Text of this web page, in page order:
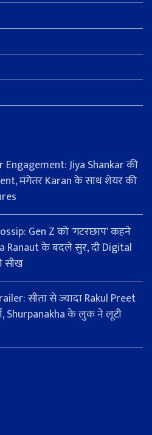
Engagement: Jiya Shankar की
मंगेतर Karan के साथ शेयर की
Gen Z को 'गटरछाप' कहने
Ranaut के बदले सुर, दी Digital
सीख
सीता से ज्यादा Rakul Preet
Shurpanakha के लुक ने लूटी